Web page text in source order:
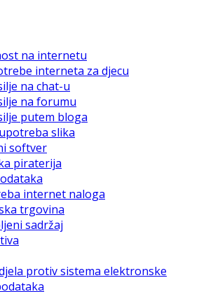
na internetu
interneta za djecu
na chat-u
na forumu
putem bloga
slika
softver
piraterija
internet naloga
trgovina
sadržaj
protiv sistema elektronske